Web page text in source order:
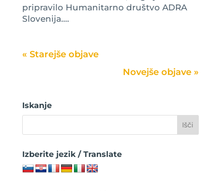
pripravilo Humanitarno društvo ADRA
Slovenija....
« Older Entries
Iskanje
Izberite jezik / Translate